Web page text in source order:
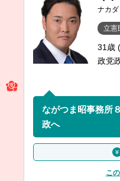
ナカ
立憲
31歳
政党
ながつま昭事務所
政へ
こ